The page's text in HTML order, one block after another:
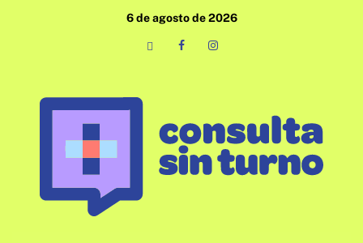
6 de agosto de 2026